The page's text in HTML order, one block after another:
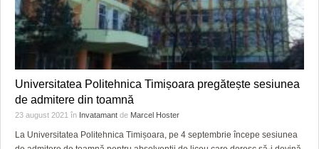
Universitatea Politehnica Timișoara pregătește sesiunea
de admitere din toamnă
23 august 2021 în Invatamant de Marcel Hoster
La Universitatea Politehnica Timișoara, pe 4 septembrie începe sesiunea